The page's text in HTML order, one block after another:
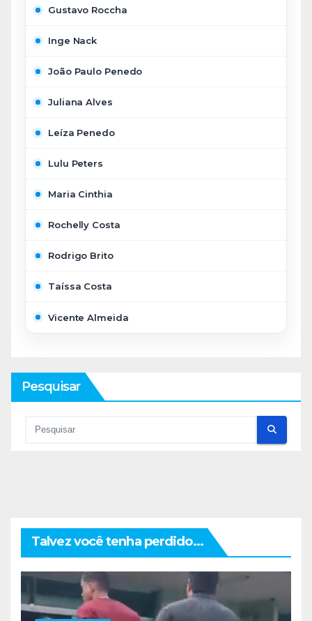
Gustavo Roccha
Inge Nack
João Paulo Penedo
Juliana Alves
Leíza Penedo
Lulu Peters
Maria Cinthia
Rochelly Costa
Rodrigo Brito
Taíssa Costa
Vicente Almeida
Pesquisar
Talvez você tenha perdido...